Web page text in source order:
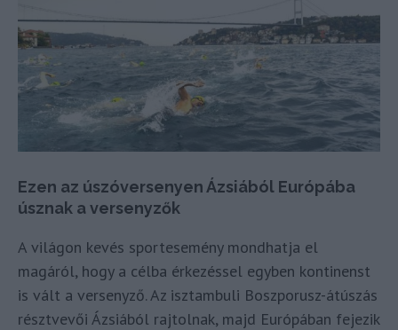
Ezen az úszóversenyen Ázsiából Európába
úsznak a versenyzők
A világon kevés sportesemény mondhatja el
magáról, hogy a célba érkezéssel egyben kontinenst
is vált a versenyző. Az isztambuli Boszporusz-átúszás
résztvevői Ázsiából rajtolnak, majd Európában fejezik